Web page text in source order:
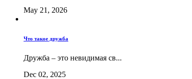
May 21, 2026
Что такое дружба
Дружба – это невидимая св...
Dec 02, 2025